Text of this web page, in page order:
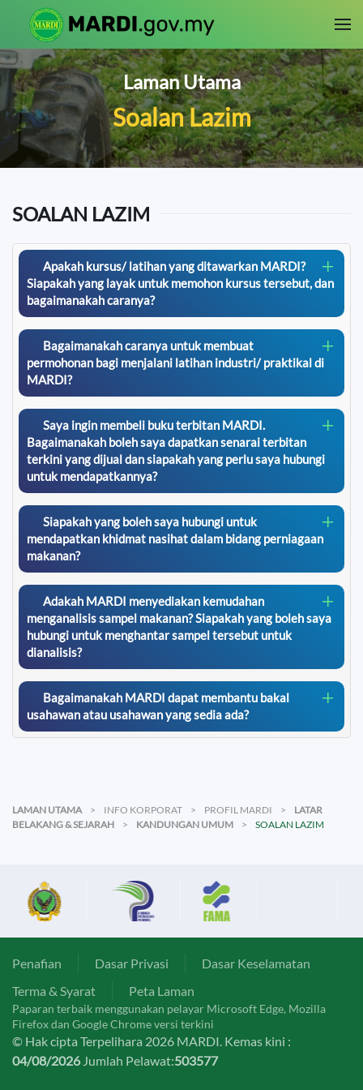
Skip to main content
Laman Utama
Soalan Lazim
SOALAN LAZIM
Apakah kursus/ latihan yang ditawarkan MARDI?
Siapakah yang layak untuk memohon kursus tersebut, dan
bagaimanakah caranya?
Bagaimanakah caranya untuk membuat
permohonan bagi menjalani latihan industri/ praktikal di
MARDI?
Saya ingin membeli buku terbitan MARDI.
Bagaimanakah boleh saya dapatkan senarai terbitan
terkini yang dijual dan siapakah yang perlu saya hubungi
untuk mendapatkannya?
Siapakah yang boleh saya hubungi untuk
mendapatkan khidmat nasihat dalam bidang perniagaan
makanan?
Adakah MARDI menyediakan kemudahan
menganalisis sampel makanan? Siapakah yang boleh saya
hubungi untuk menghantar sampel tersebut untuk
dianalisis?
Bagaimanakah MARDI dapat membantu bakal
usahawan atau usahawan yang sedia ada?
LAMAN UTAMA INFO KORPORAT PROFIL MARDI
LATAR
BELAKANG & SEJARAH
KANDUNGAN UMUM SOALAN LAZIM
Penafian Dasar Privasi
Dasar Keselamatan
Terma & Syarat
Peta Laman
Paparan terbaik menggunakan pelayar Microsoft Edge, Mozilla
Firefox dan Google Chrome versi terkini
© Hak cipta Terpelihara 2026 MARDI. Kemas kini :
04/08/2026Jumlah Pelawat:503577